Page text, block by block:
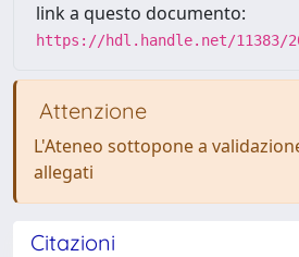
link a questo documento:
https://hdl.handle.net/11383/
Attenzione
L'Ateneo sottopone a
allegati
Citazioni